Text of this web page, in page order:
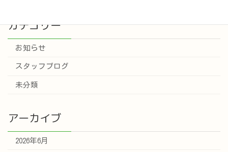
カテゴリー
お知らせ
スタッフブログ
未分類
アーカイブ
2026年6月